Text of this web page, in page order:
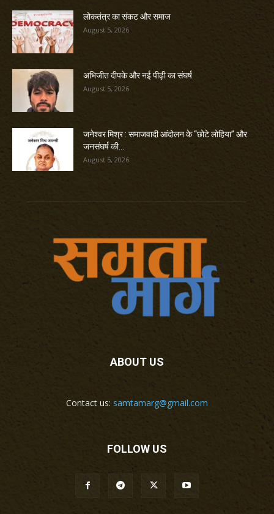
लोकतंत्र का संकट और समाज
August 5, 2026
अभिजीत दीपके और नई पीढ़ी का संघर्ष
August 5, 2026
जनेश्वर मिश्र : समाजवादी आंदोलन के “छोटे लोहिया” और
जनसंघर्ष की...
August 5, 2026
ABOUT US
Contact us: samtamarg@gmail.com
FOLLOW US